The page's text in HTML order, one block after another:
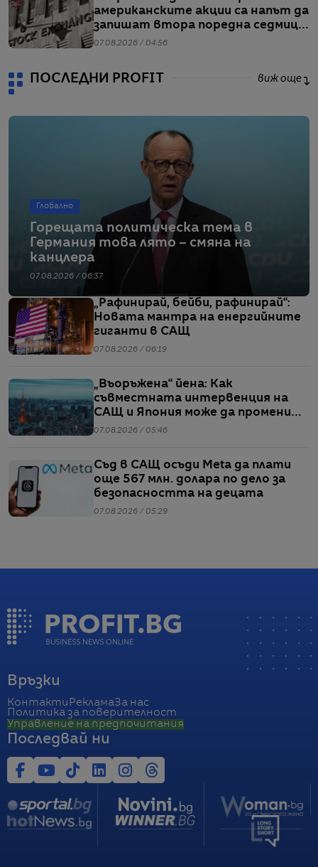
американските акции са напът да
запишат втора поредна седмица
на повишения
07.08.2026 / 04:56
ПОСЛЕДНИ PROFIT виж още
Глобално
Горещата политическа тема в
Германия това лято – смяна на
канцлера
07.08.2026 / 06:37
„Рафинирай, бейби, рафинирай“:
Новата мантра на енергийните
гиганти в САЩ
07.08.2026 / 06:19
„Въоръжена“ йена: Как
съвместната интервенция на
САЩ и Япония може да промени
глобалните валутни пазари
07.08.2026 / 05:46
Съд в САЩ осъди Meta да плати
още 567 млн. долара по дело за
безопасността на децата
07.08.2026 / 05:29
Връзки
Контакти РекламаЗа нас
Политика за поверителност
Управление на предпочитания
Последвай ни